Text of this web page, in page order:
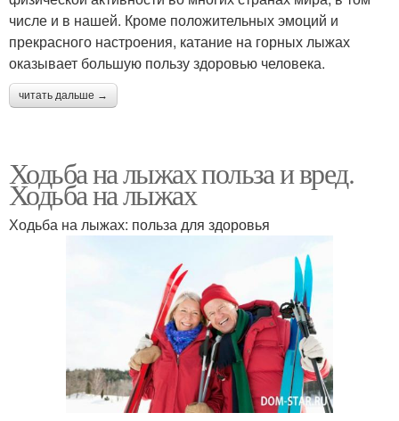
числе и в нашей. Кроме положительных эмоций и
прекрасного настроения, катание на горных лыжах
оказывает большую пользу здоровью человека.
читать дальше →
Ходьба на лыжах польза и вред.
Ходьба на лыжах
Ходьба на лыжах: польза для здоровья